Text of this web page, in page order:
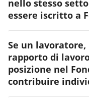
nello stesso
essere iscritto a
Se un
rapporto di
posizione nel
contribuire